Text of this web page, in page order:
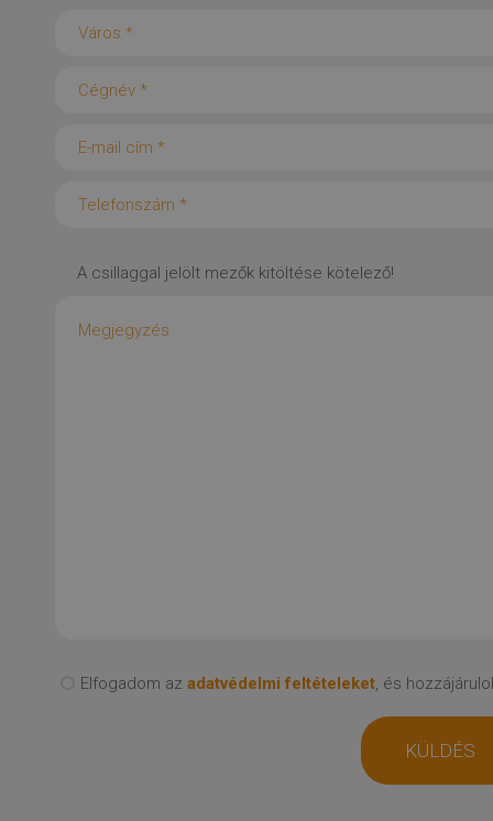
A csillaggal jelölt mezők kitöltése kötelező!
Elfogadom az adatvédelmi feltételeket, és
KÜLDÉS